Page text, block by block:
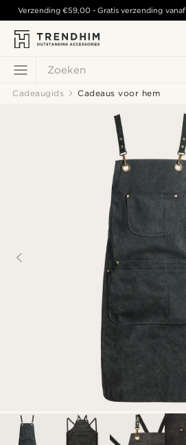
Zoeken
Verzending€59,00 - Gratis verzending vanaf
Cadeaugids Cadeaus voor hem